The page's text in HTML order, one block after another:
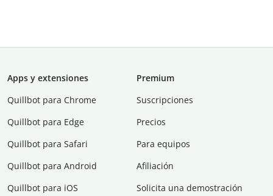
Apps y extensiones
Quillbot para Chrome
Quillbot para Edge
Quillbot para Safari
Quillbot para Android
Quillbot para iOS
Premium
Suscripciones
Precios
Para equipos
Afiliación
Solicita una demostración